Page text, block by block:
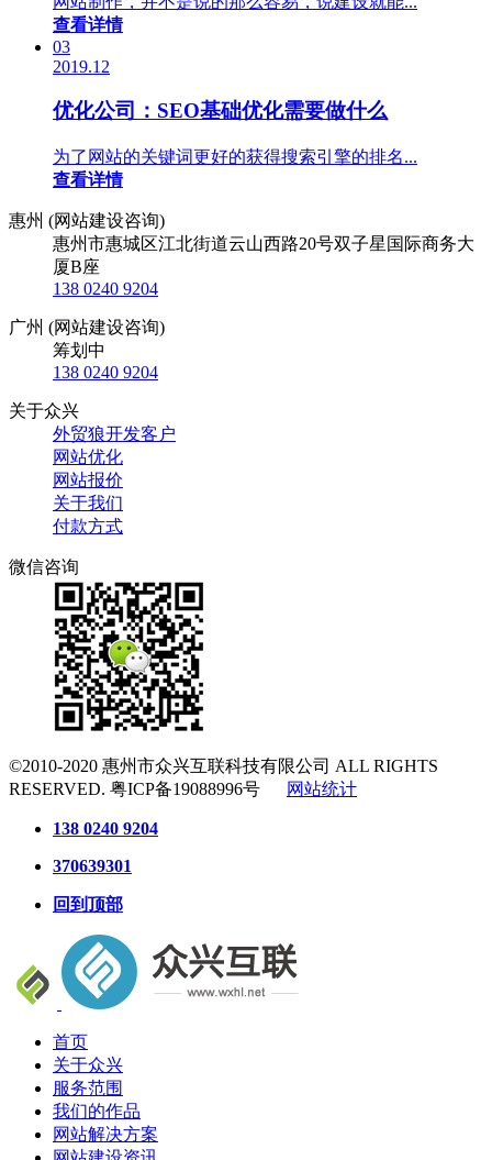
查看详情
03
2019.12
优化公司：SEO基础优化需要做什么
为了网站的关键词更好的获得搜索引擎的排名...
查看详情
惠州 (网站建设咨询)
惠州市惠城区江北街道云山西路20号双子星国际商务大
厦B座
138 0240 9204
广州 (网站建设咨询)
筹划中
138 0240 9204
关于众兴
外贸狼开发客户
网站优化
网站报价
关于我们
付款方式
微信咨询
©2010-2020 惠州市众兴互联科技有限公司 ALL RIGHTS
RESERVED. 粤ICP备19088996号 网站统计
138 0240 9204
370639301
回到顶部
首页
关于众兴
服务范围
我们的作品
网站解决方案